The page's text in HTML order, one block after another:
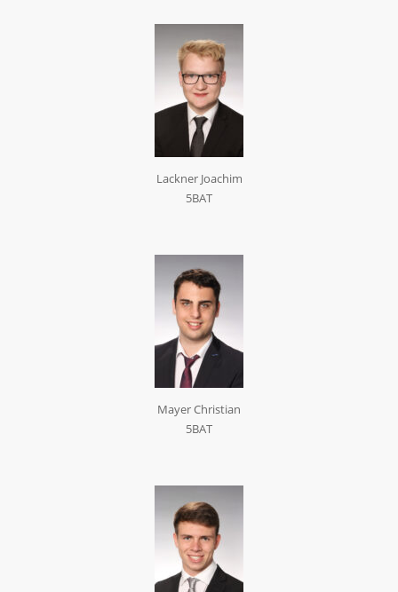
Lackner Joachim
5BAT
Mayer Christian
5BAT